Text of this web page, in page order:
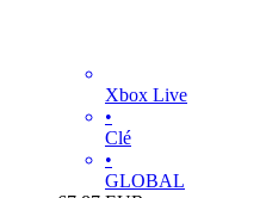
Xbox Live
•
Clé
•
GLOBAL